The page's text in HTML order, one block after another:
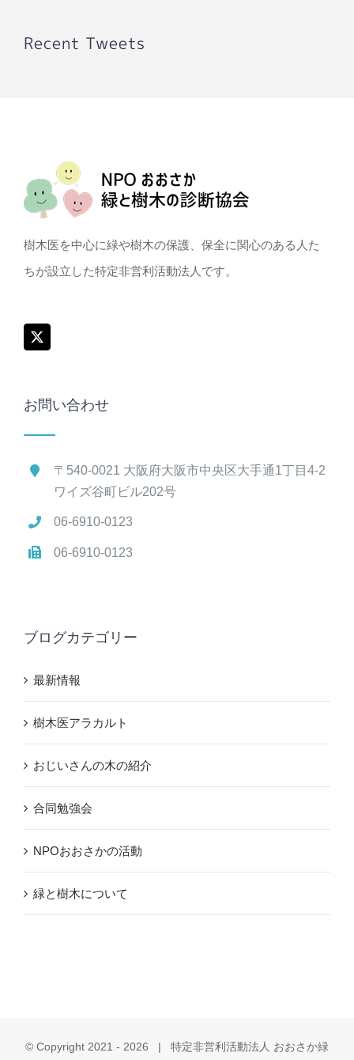
Recent Tweets
樹木医を中心に緑や樹木の保護、保全に関心のある人た
ちが設立した特定非営利活動法人です。
お問い合わせ
〒540-0021 大阪府大阪市中央区大手通1丁目4-2
ワイズ谷町ビル202号
06-6910-0123
06-6910-0123
ブログカテゴリー
最新情報
樹木医アラカルト
おじいさんの木の紹介
合同勉強会
NPOおおさかの活動
緑と樹木について
© Copyright 2021 - 2026 | 特定非営利活動法人 おおさか緑